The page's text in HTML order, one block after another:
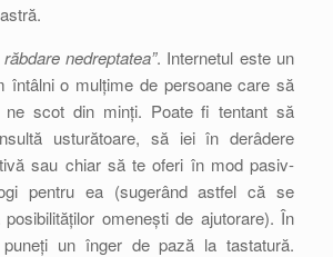
nedreptatea”. Internetul este un
întâlni o mulțime de persoane care să
ne scot din minți. Poate fi tentant să
usturătoare, să iei în derâdere
sau chiar să te oferi în mod pasiv-
pentru ea (sugerând astfel că se
omenești de ajutorare). În
un înger de pază la tastatură.